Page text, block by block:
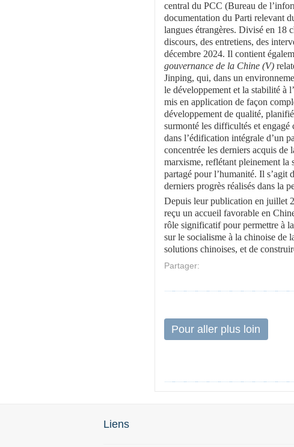
central du PCC (Bureau de
documentation du Parti relevant
langues étrangères. Divisé en 18
discours, des entretiens, des
décembre 2024. Il contient
gouvernance de la Chine (V)
Jinping, qui, dans un
le développement et la stabilité à
mis en application de façon
développement de qualité,
surmonté les difficultés et engagé
dans l’édification intégrale d’un
concentrée les derniers acquis
marxisme, reflétant pleinement la
partagé pour l’humanité. Il s’agit
derniers progrès réalisés dans la
Depuis leur publication en juillet
reçu un accueil favorable en
rôle significatif pour permettre à
sur le socialisme à la chinoise de
solutions chinoises, et de
Partager:
Pour aller plus loin
Liens